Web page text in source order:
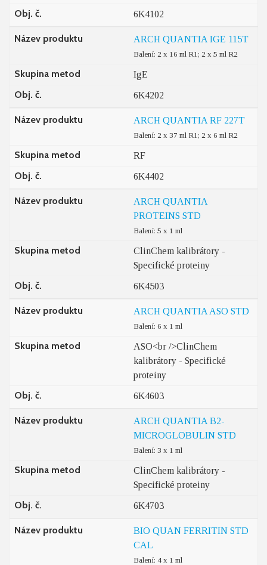
Obj. č. 6K4102
Název produktu ARCH QUANTIA IGE 115T
Balení: 2 x 16 ml R1; 2 x 5 ml R2
Skupina metod IgE
Obj. č. 6K4202
Název produktu ARCH QUANTIA RF 227T
Balení: 2 x 37 ml R1; 2 x 6 ml R2
Skupina metod RF
Obj. č. 6K4402
Název produktu
ARCH QUANTIA
PROTEINS STD
Balení: 5 x 1 ml
Skupina metod
ClinChem kalibrátory -
Specifické proteiny
Obj. č. 6K4503
Název produktu ARCH QUANTIA ASO STD
Balení: 6 x 1 ml
Skupina metod
ASO<br />ClinChem
kalibrátory - Specifické
proteiny
Obj. č. 6K4603
Název produktu
ARCH QUANTIA B2-
MICROGLOBULIN STD
Balení: 3 x 1 ml
Skupina metod
ClinChem kalibrátory -
Specifické proteiny
Obj. č. 6K4703
Název produktu
BIO QUAN FERRITIN STD
CAL
Balení: 4 x 1 ml